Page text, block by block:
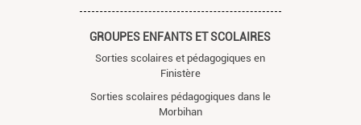
GROUPES ENFANTS ET SCOLAIRES
Sorties scolaires et pédagogiques en
Finistère
Sorties scolaires pédagogiques dans le
Morbihan